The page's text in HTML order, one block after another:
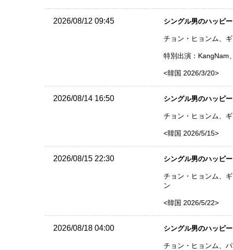
2026/08/12 09:45 シングル男のハッピ
チョン・ヒョンム、
特別出演：KangNam
<韓国 2026/3/20>
2026/08/14 16:50 シングル男のハッピ
チョン・ヒョンム、
<韓国 2026/5/15>
2026/08/15 22:30 シングル男のハッピ
チョン・ヒョンム、
ン
<韓国 2026/5/22>
2026/08/18 04:00 シングル男のハッピ
チョン・ヒョンム、